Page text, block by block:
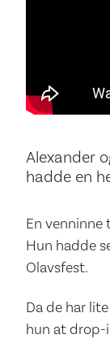
Alexander
hadde en
En
Hun hadde
Olavsfest.
Da de har
hun at